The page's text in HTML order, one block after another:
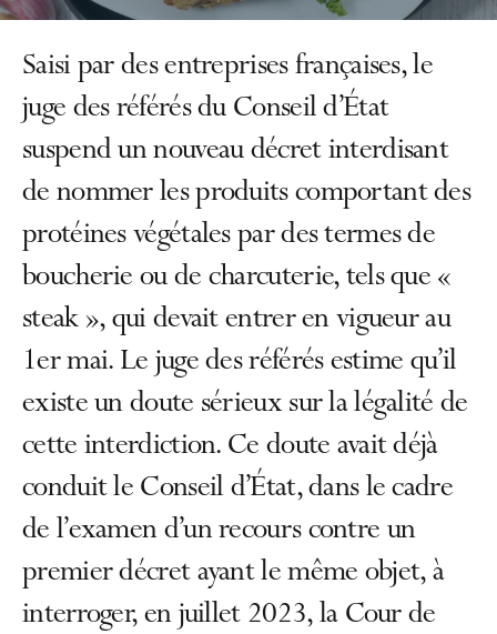
Saisi par des entreprises françaises, le
juge des référés du Conseil d’État
suspend un nouveau décret interdisant
de nommer les produits comportant des
protéines végétales par des termes de
boucherie ou de charcuterie, tels que «
steak », qui devait entrer en vigueur au
1er mai. Le juge des référés estime qu’il
existe un doute sérieux sur la légalité de
cette interdiction. Ce doute avait déjà
conduit le Conseil d’État, dans le cadre
de l’examen d’un recours contre un
premier décret ayant le même objet, à
interroger, en juillet 2023, la Cour de